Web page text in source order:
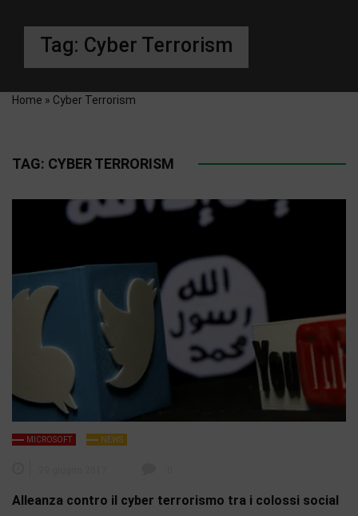
Tag: Cyber Terrorism
Home » Cyber Terrorism
TAG: CYBER TERRORISM
MICROSOFT NEWS
Alleanza contro il cyber terrorismo tra i colossi social